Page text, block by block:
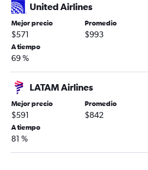
United Airlines
Mejor precio
$571
Promedio
$993
A tiempo
69 %
LATAM Airlines
Mejor precio
$591
Promedio
$842
A tiempo
81 %